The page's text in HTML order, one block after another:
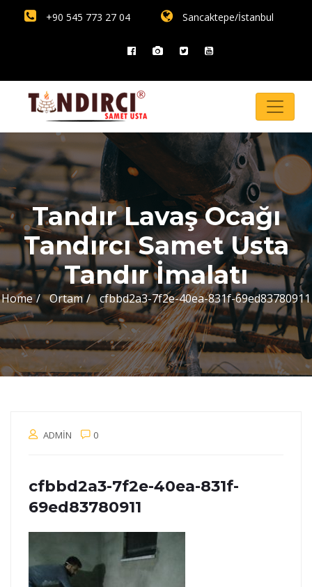
+90 545 773 27 04 Sancaktepe/İstanbul
Tandır Lavaş Ocağı
Tandırcı Samet Usta
Tandır İmalatı
Home Ortam cfbbd2a3-7f2e-40ea-831f-69ed83780911
ADMIN 0
cfbbd2a3-7f2e-40ea-831f-
69ed83780911